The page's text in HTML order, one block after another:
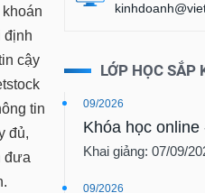
định
cậy
tin
đủ,
đưa
LỚP HỌC SẮP
09/2026
Khóa học
Khai giảng: 07/09/
09/2026